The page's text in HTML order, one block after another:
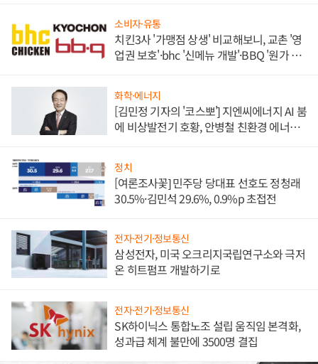
소비자·유통
치킨3사 '가맹점 상생' 비교해보니, 교촌 '영
업권 보호'·bhc '신메뉴 개발'·BBQ '원가 부
화학·에너지
[김민정 기자의 '코스뽀'] 지엔씨에너지 AI 붐
에 비상발전기 호황, 안병철 친환경 에너지
정치
[여론조사꽃] 민주당 당대표 선호도 정청래
30.5%·김민석 29.6%, 0.9%p 초접전
전자·전기·정보통신
삼성전자, 미국 오크리지국립연구소와 극저
온 히트펌프 개발하기로
전자·전기·정보통신
SK하이닉스 통합노조 설립 움직임 본격화,
성과급 체계 불만에 3500명 결집